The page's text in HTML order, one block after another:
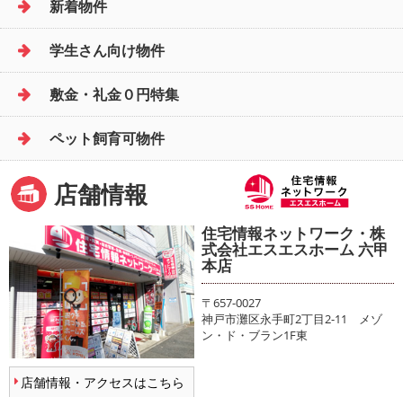
新着物件
学生さん向け物件
敷金・礼金０円特集
ペット飼育可物件
店舗情報
店舗情報・アクセスはこちら
住宅情報ネットワーク・株
式会社エスエスホーム 六甲
本店
〒657-0027
神戸市灘区永手町2丁目2-11 メゾ
ン・ド・ブラン1F東